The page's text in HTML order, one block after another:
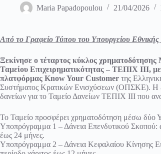
Maria Papadopoulou 21/04/2026
Από το Γραφείο Τύπου του Υπουργείου
Ξεκίνησε ο τέταρτος κύκλος
Ταμείου Επιχειρηματικότητας – ΤΕΠΙΧ ΙΙΙ,
πλατφόρμας Know Your Customer της
Συστήματος Κρατικών Ενισχύσεων (ΟΠΣΚΕ). Η
δανείων για το Ταμείο Δανείων ΤΕΠΙΧ ΙΙΙ που
Το Ταμείο προσφέρει χρηματοδότηση μέσω δύο
Υποπρόγραμμα 1 – Δάνεια Επενδυτικού Σκοπού:
έως 24 μήνες.
Υποπρόγραμμα 2 – Δάνεια Κεφαλαίου Κίνησης